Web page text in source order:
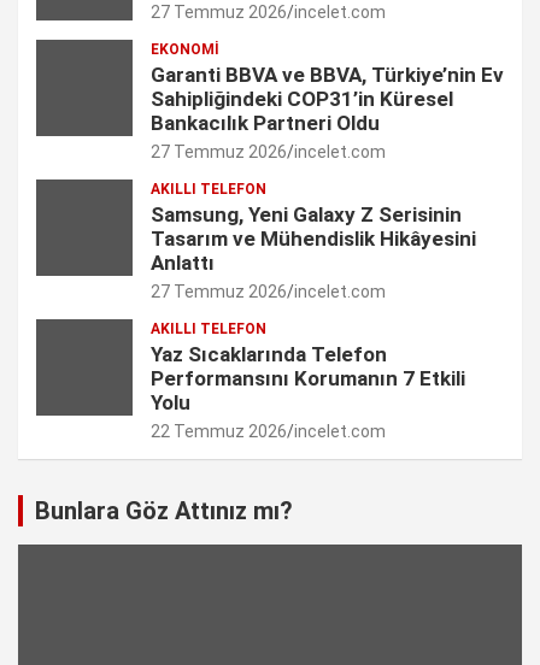
a
n
n
e
l
27 Temmuz 2026 incelet.com
EKONOMI
Garanti BBVA ve BBVA, Türkiye’nin Ev
Sahipliğindeki COP31’in Küresel
Bankacılık Partneri Oldu
27 Temmuz 2026 incelet.com
AKILLI TELEFON
Samsung, Yeni Galaxy Z Serisinin
Tasarım ve Mühendislik Hikâyesini
Anlattı
27 Temmuz 2026 incelet.com
AKILLI TELEFON
Yaz Sıcaklarında Telefon
Performansını Korumanın 7 Etkili
Yolu
22 Temmuz 2026 incelet.com
Bunlara Göz Attınız mı?